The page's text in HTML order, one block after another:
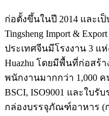
ก่อตั้งขึ้นในปี 2014 และเป็
Tingsheng Import &
ประเทศจีนมีโรงงาน 3 แห่
Huazhu โดยมีพื้นที่ก่อสร้า
พนักงานมากกว่า 1,000 ค
BSCI, ISO9001 และใบ
กล่องบรรจุภัณฑ์อาหาร (